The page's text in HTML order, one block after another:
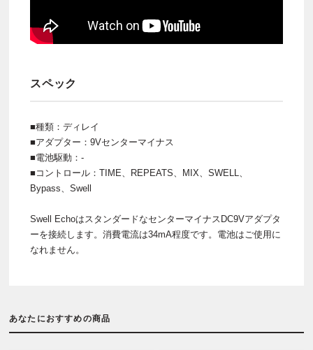
スペック
■種類：ディレイ
■アダプター：9Vセンターマイナス
■電池駆動：-
■コントロール：TIME、REPEATS、MIX、SWELL、
Bypass、Swell
Swell EchoはスタンダードなセンターマイナスDC9Vアダプタ
ーを接続します。消費電流は34mA程度です。電池はご使用に
なれません。
あなたにおすすめの商品